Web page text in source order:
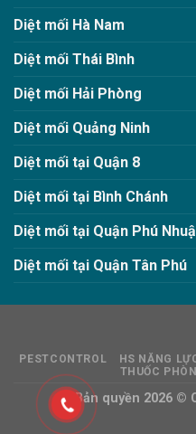
Diệt mối Hà Nam
Diệt mối Thái Bình
Diệt mối Hải Phòng
Diệt mối Quảng Ninh
Diệt mối tại Quận 8
Diệt mối tại Bình Chánh
Diệt mối tại Quận Phú
Diệt mối tại Quận Tân Phú
PESTCONTROL HS NĂNG
THUỐC
Bản quyền 2026 ©